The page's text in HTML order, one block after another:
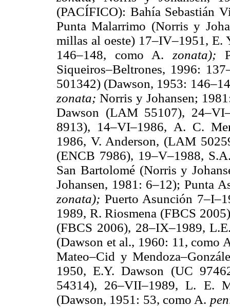
(PACÍFICO): Bahía Sebastián
Punta Malarrimo (Norris y
millas al oeste) 17–IV–1951,
146–148, como A.zonata);
Siqueiros–Beltrones, 1996:
501342) (Dawson, 1953:
zonata; Norris y Johansen;
Dawson (LAM 55107),
8913), 14–VI–1986, A. C.
1986, V. Anderson, (LAM
(ENCB 7986), 19–V–1988,
San Bartolomé (Norris y
Johansen, 1981: 6–12); Punta
zonata); Puerto Asunción
1989, R. Riosmena (FBCS
(FBCS 2006), 28–IX–1989,
(Dawson et al., 1960: 11, como
Mateo–Cid y
1950, E.Y. Dawson (UC
54314), 26–VII–1989, L. E.
(Dawson, 1951: 53, como A.